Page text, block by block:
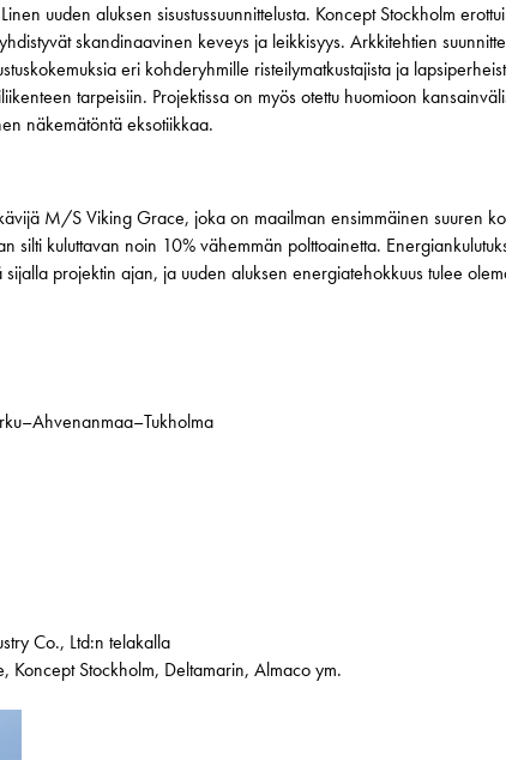
uuden aluksen sisustussuunnittelusta. Koncept Stockholm
skandinaavinen keveys ja leikkisyys. Arkkitehtien
eri kohderyhmille risteilymatkustajista ja
tarpeisiin. Projektissa on myös otettu huomioon
näkemätöntä eksotiikkaa.
M/S Viking Grace, joka on maailman ensimmäinen suuren
silti kuluttavan noin 10% vähemmän polttoainetta.
projektin ajan, ja uuden aluksen energiatehokkuus tulee
Co., Ltd:n telakalla
Koncept Stockholm, Deltamarin, Almaco ym.